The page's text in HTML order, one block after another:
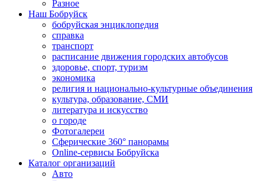
Разное
Наш Бобруйск
бобруйская энциклопедия
справка
транспорт
расписание движения городских автобусов
здоровье, спорт, туризм
экономика
религия и национально-культурные объединения
культура, образование, СМИ
литература и искусство
о городе
Фотогалереи
Сферические 360° панорамы
Online-сервисы Бобруйска
Каталог организаций
Авто